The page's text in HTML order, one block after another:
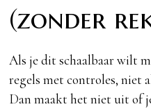
(zonder
Als je dit schaalbaar wilt
regels met controles, niet
Dan maakt het niet uit of